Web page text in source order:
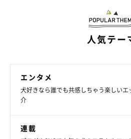
人気テー
エンタメ
犬好きなら誰でも共感しちゃう楽しい
介
連載